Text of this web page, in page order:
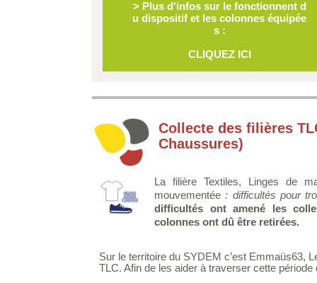
> Plus d'infos sur le fonctionnent d
u dispositif et les colonnes équipée
s :
CLIQUEZ ICI
Collecte des filières
Chaussures)
La filière Textiles, Linges de
mouvementée: difficultés pour
difficultés ont amené les
colonnes ont dû être retirées.
Sur le territoire du SYDEM c’est Emmaüs63,
TLC. Afin de les aider à traverser cette